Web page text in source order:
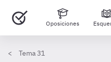
Oposiciones
Tema 31